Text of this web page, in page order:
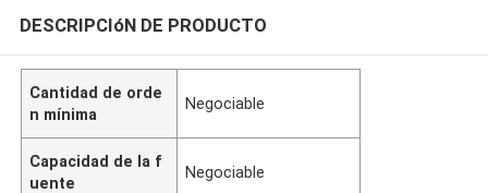
DESCRIPCIóN DE PRODUCTO
Cantidad de orde
n mínima
Negociable
Capacidad de la f
uente
Negociable